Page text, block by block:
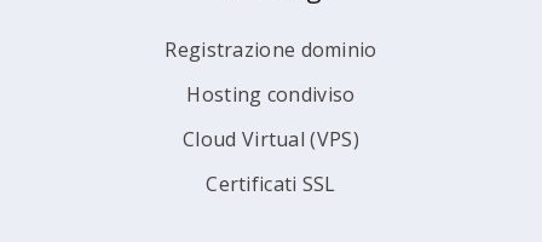
Registrazione dominio
Hosting condiviso
Cloud Virtual (VPS)
Certificati SSL